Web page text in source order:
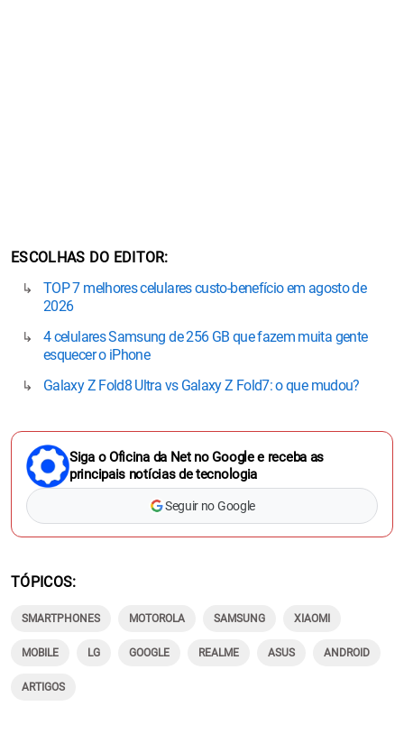
ESCOLHAS DO EDITOR
TOP 7 melhores celulares custo-benefício em agosto de
2026
4 celulares Samsung de 256 GB que fazem muita gente
esquecer o iPhone
Galaxy Z Fold8 Ultra vs Galaxy Z Fold7: o que mudou?
Siga o Oficina da Net no Google e receba as
principais notícias de tecnologia
Seguir no Google
TÓPICOS
SMARTPHONES MOTOROLA SAMSUNG XIAOMI
MOBILE LG GOOGLE REALME ASUS ANDROID
ARTIGOS